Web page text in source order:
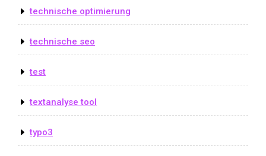
technische optimierung
technische seo
test
textanalyse tool
typo3